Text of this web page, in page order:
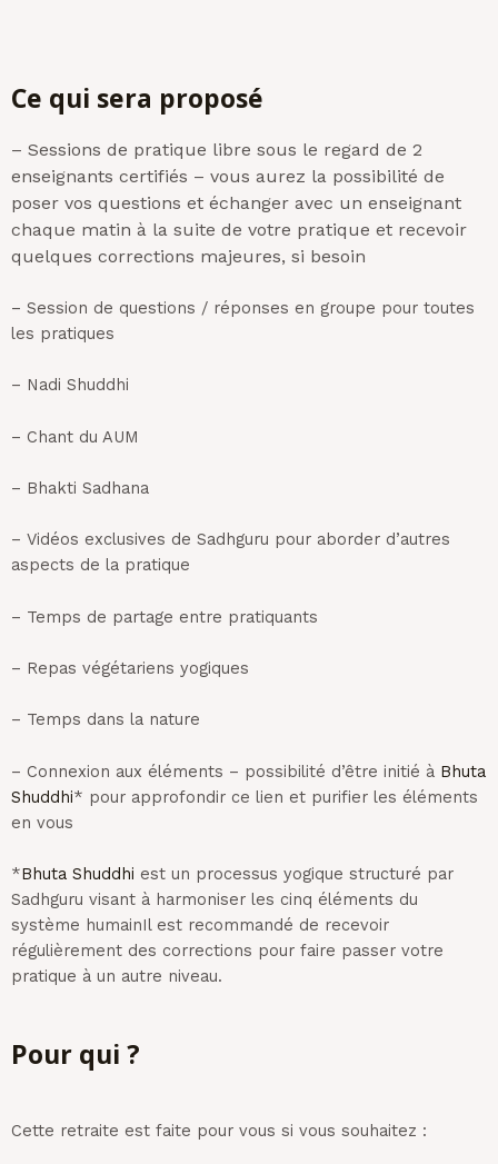
Ce qui sera proposé
– Sessions de pratique libre sous le regard de 2
enseignants certifiés – vous aurez la possibilité de
poser vos questions et échanger avec un enseignant
chaque matin à la suite de votre pratique et recevoir
quelques corrections majeures, si besoin
– Session de questions / réponses en groupe pour toutes
les pratiques
– Nadi Shuddhi
– Chant du AUM
– Bhakti Sadhana
– Vidéos exclusives de Sadhguru pour aborder d’autres
aspects de la pratique
– Temps de partage entre pratiquants
– Repas végétariens yogiques
– Temps dans la nature
– Connexion aux éléments – possibilité d’être initié à Bhuta
Shuddhi* pour approfondir ce lien et purifier les éléments
en vous
*Bhuta Shuddhi est un processus yogique structuré par
Sadhguru visant à harmoniser les cinq éléments du
système humainIl est recommandé de recevoir
régulièrement des corrections pour faire passer votre
pratique à un autre niveau.
Pour qui ?
Cette retraite est faite pour vous si vous souhaitez :